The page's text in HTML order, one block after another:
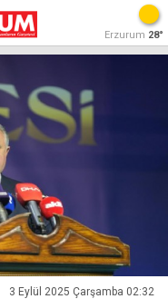
Erzurum 28°
3 Eylül 2025 Çarşamba 02:32